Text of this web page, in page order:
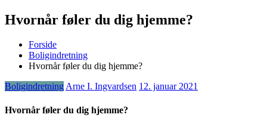
Hvornår føler du dig hjemme?
Forside
Boligindretning
Hvornår føler du dig hjemme?
BoligindretningArne I. Ingvardsen 12. januar 2021
Hvornår føler du dig hjemme?